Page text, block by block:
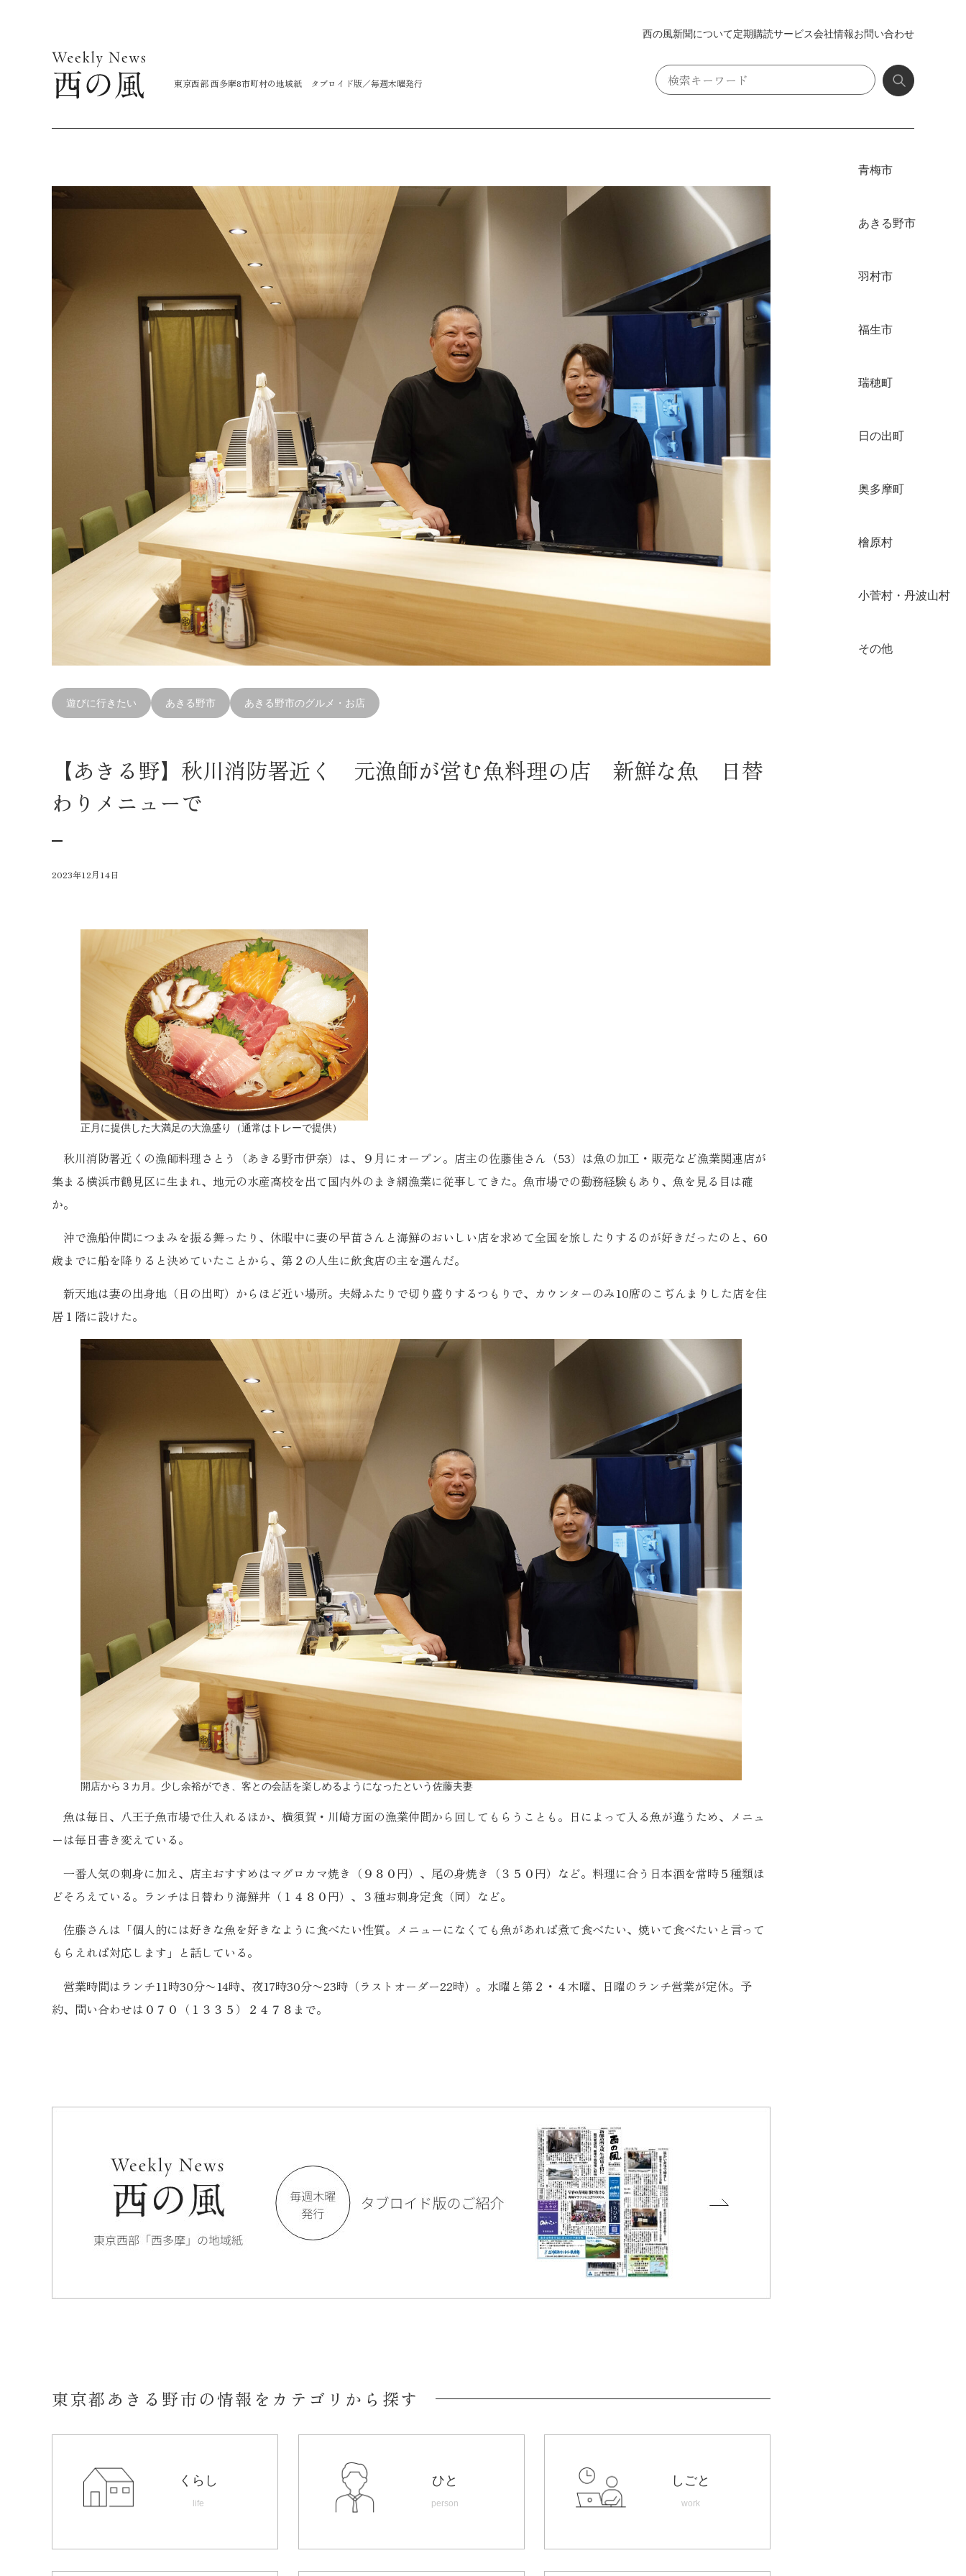
西の風新聞について定期購読サービス会社情報お問い合わせ
東京西部 西多摩8市町村の地域紙 タブロイド版／毎週木曜発行
遊びに行きたい あきる野市 あきる野市のグルメ・お店
【あきる野】秋川消防署近く 元漁師が営む魚料理の店 新鮮な魚 日替
わりメニューで
2023年12月14日
正月に提供した大満足の大漁盛り（通常はトレーで提供）
秋川消防署近くの漁師料理さとう（あきる野市伊奈）は、９月にオープン。店主の佐藤佳さん（53）は魚の加工・販売など漁業関連店が
集まる横浜市鶴見区に生まれ、地元の水産高校を出て国内外のまき網漁業に従事してきた。魚市場での勤務経験もあり、魚を見る目は確
か。
沖で漁船仲間につまみを振る舞ったり、休暇中に妻の早苗さんと海鮮のおいしい店を求めて全国を旅したりするのが好きだったのと、60
歳までに船を降りると決めていたことから、第２の人生に飲食店の主を選んだ。
新天地は妻の出身地（日の出町）からほど近い場所。夫婦ふたりで切り盛りするつもりで、カウンターのみ10席のこぢんまりした店を住
居１階に設けた。
開店から３カ月。少し余裕ができ、客との会話を楽しめるようになったという佐藤夫妻
魚は毎日、八王子魚市場で仕入れるほか、横須賀・川崎方面の漁業仲間から回してもらうことも。日によって入る魚が違うため、メニュ
ーは毎日書き変えている。
一番人気の刺身に加え、店主おすすめはマグロカマ焼き（９８０円）、尾の身焼き（３５０円）など。料理に合う日本酒を常時５種類ほ
どそろえている。ランチは日替わり海鮮丼（１４８０円）、３種お刺身定食（同）など。
佐藤さんは「個人的には好きな魚を好きなように食べたい性質。メニューになくても魚があれば煮て食べたい、焼いて食べたいと言って
もらえれば対応します」と話している。
営業時間はランチ11時30分〜14時、夜17時30分〜23時（ラストオーダー22時）。水曜と第２・４木曜、日曜のランチ営業が定休。予
約、問い合わせは０７０（１３３５）２４７８まで。
東京都あきる野市の情報をカテゴリから探す
くらし
life
ひと
person
しごと
work
青梅市
あきる野市
羽村市
福生市
瑞穂町
日の出町
奥多摩町
檜原村
小菅村・丹波山村
その他